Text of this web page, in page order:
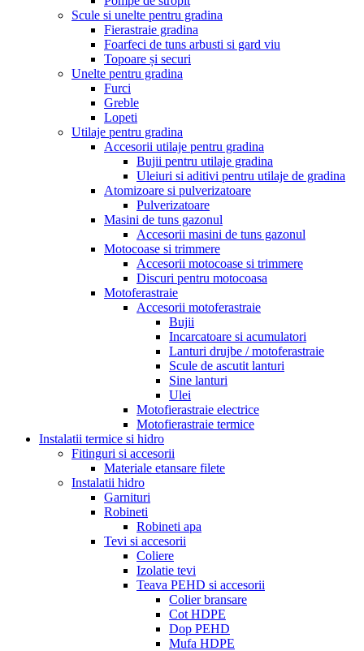
Scule si unelte pentru gradina
Fierastraie gradina
Foarfeci de tuns arbusti si gard viu
Topoare și securi
Unelte pentru gradina
Furci
Greble
Lopeti
Utilaje pentru gradina
Accesorii utilaje pentru gradina
Bujii pentru utilaje gradina
Uleiuri si aditivi pentru utilaje de gradina
Atomizoare si pulverizatoare
Pulverizatoare
Masini de tuns gazonul
Accesorii masini de tuns gazonul
Motocoase si trimmere
Accesorii motocoase si trimmere
Discuri pentru motocoasa
Motoferastraie
Accesorii motoferastraie
Bujii
Incarcatoare si acumulatori
Lanturi drujbe / motoferastraie
Scule de ascutit lanturi
Sine lanturi
Ulei
Motofierastraie electrice
Motofierastraie termice
Instalatii termice si hidro
Fitinguri si accesorii
Materiale etansare filete
Instalatii hidro
Garnituri
Robineti
Robineti apa
Tevi si accesorii
Coliere
Izolatie tevi
Teava PEHD si accesorii
Colier bransare
Cot HDPE
Dop PEHD
Mufa HDPE